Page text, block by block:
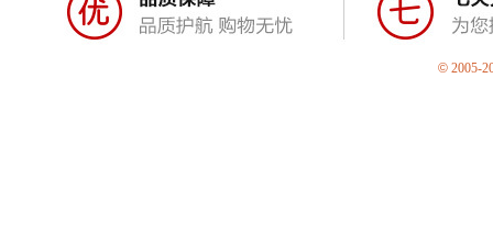
© 2005-